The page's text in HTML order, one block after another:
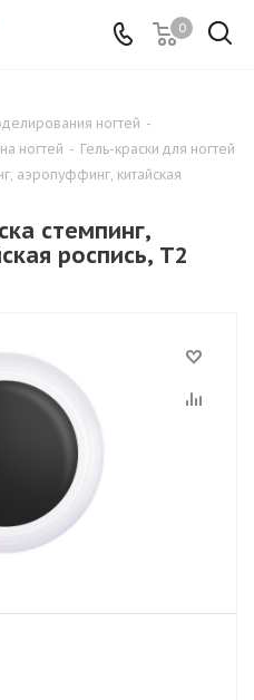
0
ногтей -
ногтей - Гель-краски для ногтей
аэропуффинг, китайская
стемпинг,
роспись, T2